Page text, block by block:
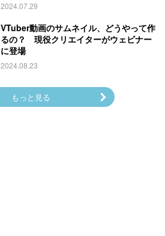
2024.07.29
VTuber動画のサムネイル、どうやって作
るの？ 現役クリエイターがウェビナー
に登場
2024.08.23
もっと見る